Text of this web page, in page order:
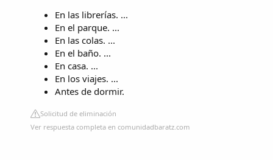
En las librerías. ...
En el parque. ...
En las colas. ...
En el baño. ...
En casa. ...
En los viajes. ...
Antes de dormir.
Solicitud de eliminación
Ver respuesta completa en comunidadbaratz.com